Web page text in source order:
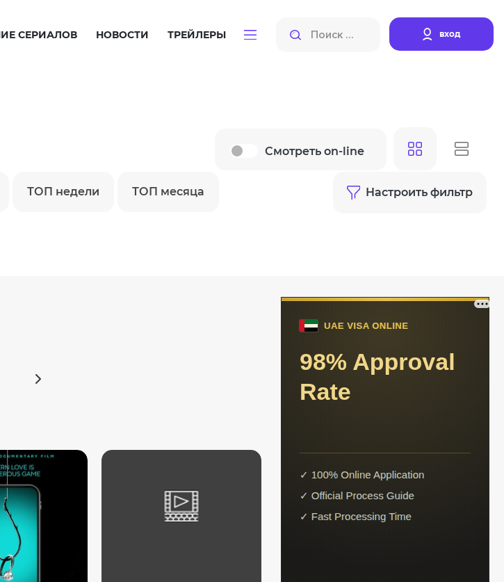
СЕРИАЛОВ НОВОСТИ ТРЕЙЛЕРЫ вход
Смотреть on-line
ТОП недели ТОП месяца Настроить фильтр